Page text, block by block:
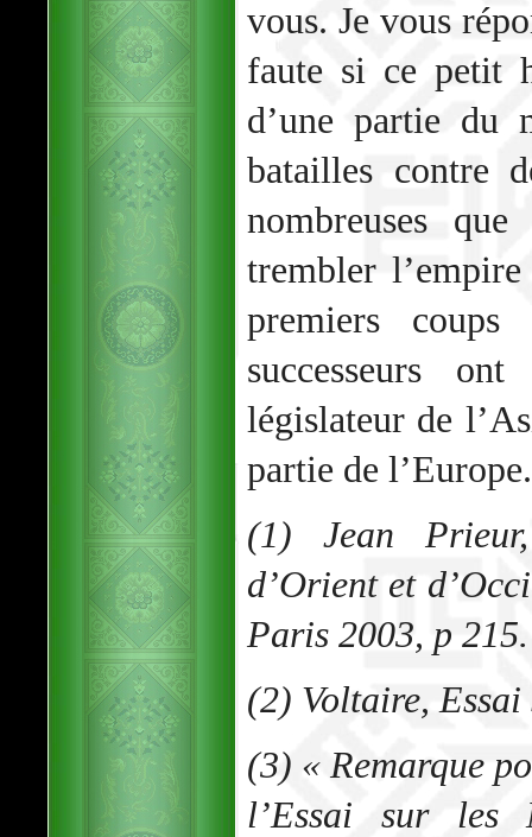
vous. Je vous
faute si ce petit
d’une partie du
batailles contre
nombreuses
trembler
premiers
successeurs
législateur de
partie de
(1) Jean
d’Orient et
Paris 2003, p 215.
(2) Voltaire,
(3) « Remarque
l’Essai sur les